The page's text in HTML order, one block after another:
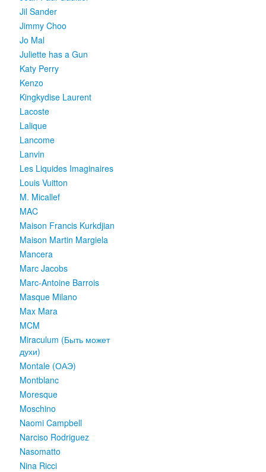
Jil Sander
Jimmy Choo
Jo Mal
Juliette has a Gun
Katy Perry
Kenzo
Kingkydise Laurent
Lacoste
Lalique
Lancome
Lanvin
Les Liquides Imaginaires
Louis Vuitton
M. Micallef
MAC
Maison Francis Kurkdjian
Maison Martin Margiela
Mancera
Marc Jacobs
Marc-Antoine Barrois
Masque Milano
Max Mara
MCM
Miraculum (Быть может
духи)
Montale (ОАЭ)
Montblanc
Moresque
Moschino
Naomi Campbell
Narciso Rodriguez
Nasomatto
Nina Ricci